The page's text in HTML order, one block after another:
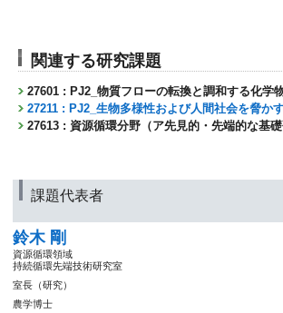
関連する研究課題
27601 : PJ2_物質フローの転換と調和する化学
27211 : PJ2_生物多様性および人間社会を脅か
27613 : 資源循環分野（ア先見的・先端的な基礎
課題代表者
鈴木 剛
資源循環領域
持続循環先端技術研究室
室長（研究）
農学博士